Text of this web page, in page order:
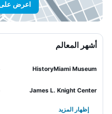
اعرض على
أشهر المعالم
HistoryMiami Museum
James L. Knight Center
إظهار المزيد